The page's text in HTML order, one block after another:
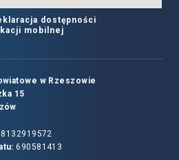
dostępności
mobilnej
w Rzeszowie
15
690581413